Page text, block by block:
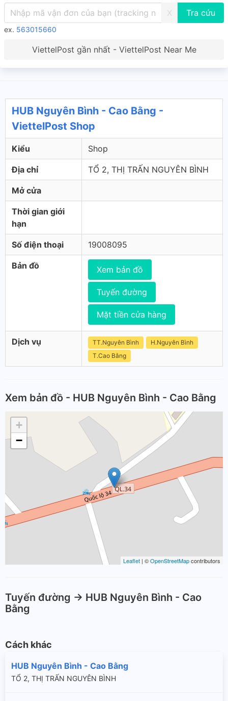
X
ex. 563015660
ViettelPost gần nhất - ViettelPost Near Me
HUB Nguyên Bình - Cao Bằng -
ViettelPost Shop
Kiểu Shop
Địa chỉ TỔ 2, THỊ TRẤN NGUYÊN BÌNH
Mở cửa
Thời gian giới
hạn
Số điện thoại 19008095
Bản đồ Xem bản đồ
Tuyến đường
Mặt tiền cửa hàng
Dịch vụ TT.Nguyên Bình
H.Nguyên Bình
T.Cao Bằng
Xem bản đồ - HUB Nguyên Bình - Cao Bằng
+
−
Leaflet | ©OpenStreetMapcontributors
Tuyến đường -> HUB Nguyên Bình - Cao
Bằng
Cách khác
HUB Nguyên Bình - Cao Bằng
TỔ 2, THỊ TRẤN NGUYÊN BÌNH